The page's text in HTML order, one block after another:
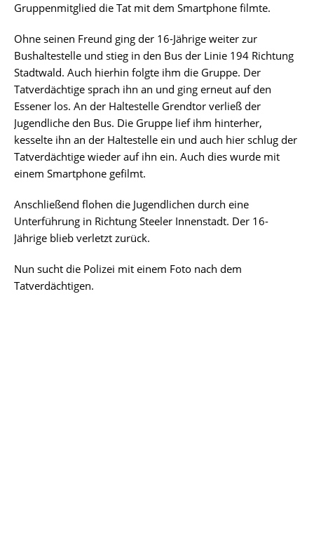
Gruppenmitglied die Tat mit dem Smartphone filmte.
Ohne seinen Freund ging der 16-Jährige weiter zur
Bushaltestelle und stieg in den Bus der Linie 194 Richtung
Stadtwald. Auch hierhin folgte ihm die Gruppe. Der
Tatverdächtige sprach ihn an und ging erneut auf den
Essener los. An der Haltestelle Grendtor verließ der
Jugendliche den Bus. Die Gruppe lief ihm hinterher,
kesselte ihn an der Haltestelle ein und auch hier schlug der
Tatverdächtige wieder auf ihn ein. Auch dies wurde mit
einem Smartphone gefilmt.
Anschließend flohen die Jugendlichen durch eine
Unterführung in Richtung Steeler Innenstadt. Der 16-
Jährige blieb verletzt zurück.
Nun sucht die Polizei mit einem Foto nach dem
Tatverdächtigen.